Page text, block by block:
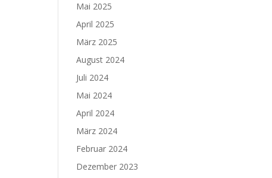
Mai 2025
April 2025
März 2025
August 2024
Juli 2024
Mai 2024
April 2024
März 2024
Februar 2024
Dezember 2023